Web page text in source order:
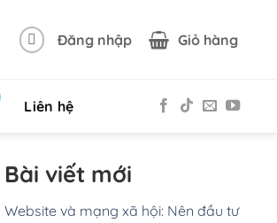
Đăng nhập Giỏ hàng
Liên hệ
Bài viết mới
Website và mạng xã hội: Nên đầu tư